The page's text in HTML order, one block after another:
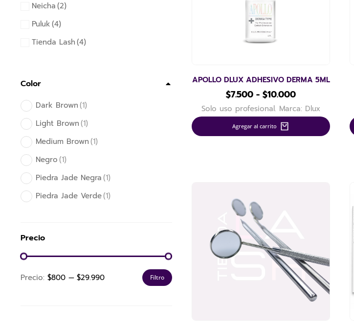
Neicha(2)
Puluk(4)
Tienda Lash(4)
Color
Dark Brown(1)
Light Brown(1)
Medium Brown(1)
Negro(1)
Piedra Jade Negra(1)
Piedra Jade Verde(1)
Precio
Precio: $800 — $29.990 Filtro
APOLLO DLUX ADHESIVO DERMA 5ML
$7.500 - $10.000
Solo uso profesional. Marca: Dlux
Agregar al carrito